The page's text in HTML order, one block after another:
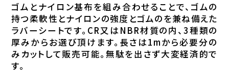
ゴムとナイロン基布を組み合わせることで、ゴムの
持つ柔軟性とナイロンの強度とゴムのを兼ね備えた
ラバーシートです。CR又はNBR材質の内、3種類の
厚みからお選び頂けます。長さは1mから必要分の
みカットして販売可能。無駄を出さず大変経済的で
す。